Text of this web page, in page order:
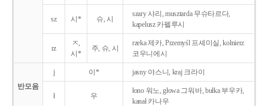
sz 시* 슈, 시
szary 샤리, musztarda 무슈타르다,
kapelusz 카펠루시
rz
ㅈ,
시*
주, 슈, 시
rzeka 제카, Przemyśl 프셰미실, kołnierz
코우니에시
반모음
j 이* jasny 야스니, kraj 크라이
ł 우
łono 워노, głowa 그워바, bułka 부우카,
kanał 카나우